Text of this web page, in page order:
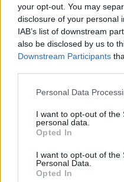
your opt-out. You may
disclosure of your personal
IAB’s list of downstream
also be disclosed by us to
Downstream Participants
Personal Data
I want to opt-out of the
personal data.
Opted In
I want to opt-out of the
Personal Data.
Opted In